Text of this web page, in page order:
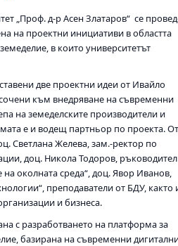
„Проф. д-р Асен Златаров“ се
на проектни инициативи в областта
в които университетът
две проектни идеи от Ивайло
към внедряване на съвременни
на земеделските производители и
е и водещ партньор по проекта.
Светлана Желева, зам.-ректор по
доц. Никола Тодоров, ръководител
на околната среда“, доц. Явор Иванов,
преподаватели от БДУ, както
и бизнеса.
с разработването на платформа за
базирана на съвременни